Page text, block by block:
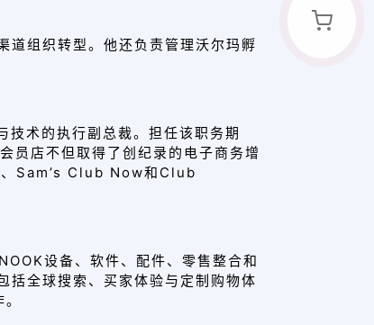
组织转型。他还负责管理沃尔玛孵
术的执行副总裁。担任该职务期
店不但取得了创纪录的电子商务增
、Sam’s Club Now和Club
设备、软件、配件、零售整合和
括全球搜索、买家体验与定制购物体